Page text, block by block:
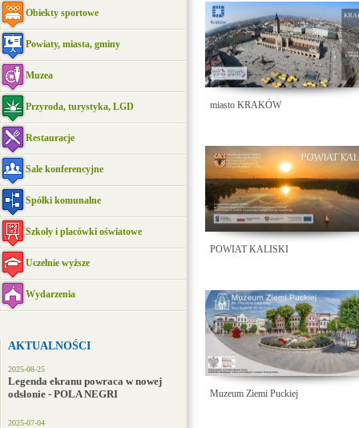
Obiekty sportowe
Powiaty, miasta, gminy
Muzea
Przyroda, turystyka, LGD
Restauracje
Sale konferencyjne
Spółki komunalne
Szkoły i placówki oświatowe
Uczelnie wyższe
Wydarzenia
AKTUALNOŚCI
2025-08-25
Legenda ekranu powraca w nowej
odsłonie - POLA NEGRI
2025-07-04
miasto KRAKÓW
POWIAT KALISKI
Muzeum Ziemi Puckiej